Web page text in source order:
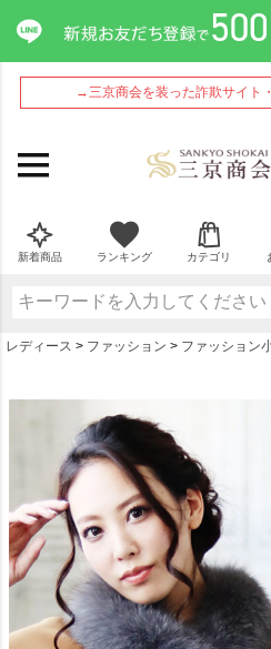
→三京商会を装った詐欺サイト
新着商品 ランキング カテゴリ
レディース ファッション ファッション